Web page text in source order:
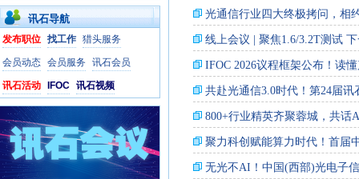
讯石导航
发布职位 找工作 猎头服务
会员动态 会员服务 讯石会员
讯石活动 IFOC 讯石视频